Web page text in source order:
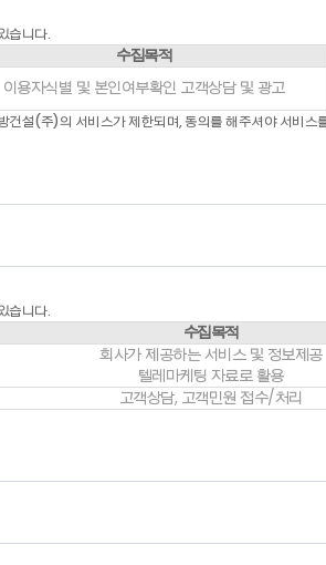
련법령의 약관에 의합니다.
계약을 체결하고 “회사”가 제공하는 “서비스”를
고 “회사”가 승인하는 문자와 숫자의 조합을 의미
인하고 비밀보호를 위해 “회원” 자신이 정한 문자
한 부호ㆍ문자ㆍ음성ㆍ음향ㆍ화상ㆍ동영상 등의
을 말합니다.
서비스별 안내에서 정하는 바에 따르며 그 외에는
식의 필수기재 사항을 모두 입력하여 회원 가입을
라는 물음에 “동의”를 누르면, 본 약관에 동의하는
합니다. 다만, “회사”는 다음 각 호에 해당하는
습니다.
수집목적
이용자식별 및 본인여부확인 고객상담 및 광고
건설(주)의 서비스가 제한되며, 동의를 해주셔야 서비스
습니다.
수집목적
회사가 제공하는 서비스 및 정보제공
텔레마케팅 자료로 활용
고객상담, 고객민원 접수/처리